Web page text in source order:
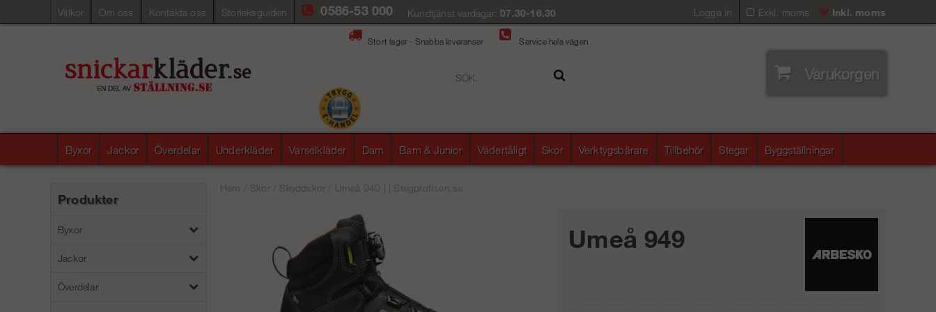
Villkor Om oss Kontakta oss Storleksguiden Exkl. moms Inkl. moms
0586-53 000 Kundtjänst vardagar:07.30-16.30 Logga in
Stort lager - Snabba leveranser Service hela vägen
Varukorgen
Byxor Jackor Överdelar Underkläder Varselkläder Dam Barn & Junior Vädertåligt Skor Verktygsbärare Tillbehör Stegar Byggställningar
Produkter
Byxor
Jackor
Överdelar
Hem Skor/ Skyddskor Umeå 949 | | Stegproffsen.se
Umeå 949